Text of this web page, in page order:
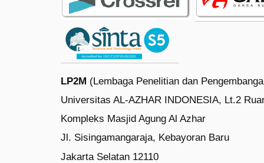
LP2M (Lembaga Penelitian dan
Universitas AL-AZHAR INDONESIA, Lt.2
Kompleks Masjid Agung Al Azhar
Jl. Sisingamangaraja, Kebayoran Baru
Jakarta Selatan 12110